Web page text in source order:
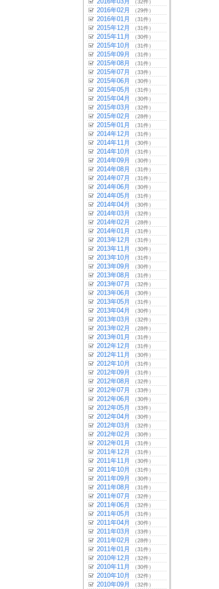
（32件）
2016年02月 （29件）
2016年01月 （31件）
2015年12月 （31件）
2015年11月 （30件）
2015年10月 （31件）
2015年09月 （31件）
2015年08月 （31件）
2015年07月 （33件）
2015年06月 （30件）
2015年05月 （31件）
2015年04月 （30件）
2015年03月 （32件）
2015年02月 （28件）
2015年01月 （31件）
2014年12月 （31件）
2014年11月 （30件）
2014年10月 （31件）
2014年09月 （30件）
2014年08月 （31件）
2014年07月 （31件）
2014年06月 （30件）
2014年05月 （31件）
2014年04月 （30件）
2014年03月 （32件）
2014年02月 （28件）
2014年01月 （31件）
2013年12月 （31件）
2013年11月 （30件）
2013年10月 （31件）
2013年09月 （30件）
2013年08月 （31件）
2013年07月 （32件）
2013年06月 （30件）
2013年05月 （31件）
2013年04月 （30件）
2013年03月 （32件）
2013年02月 （28件）
2013年01月 （31件）
2012年12月 （31件）
2012年11月 （30件）
2012年10月 （31件）
2012年09月 （31件）
2012年08月 （32件）
2012年07月 （33件）
2012年06月 （30件）
2012年05月 （33件）
2012年04月 （30件）
2012年03月 （32件）
2012年02月 （30件）
2012年01月 （31件）
2011年12月 （31件）
2011年11月 （30件）
2011年10月 （31件）
2011年09月 （30件）
2011年08月 （31件）
2011年07月 （32件）
2011年06月 （32件）
2011年05月 （31件）
2011年04月 （30件）
2011年03月 （33件）
2011年02月 （28件）
2011年01月 （31件）
2010年12月 （32件）
2010年11月 （30件）
2010年10月 （32件）
2010年09月 （32件）